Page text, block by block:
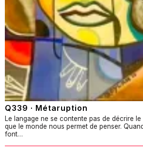
Q339 · Métaruption
Le langage ne se contente pas de décrire
que le monde nous permet de penser.
font…